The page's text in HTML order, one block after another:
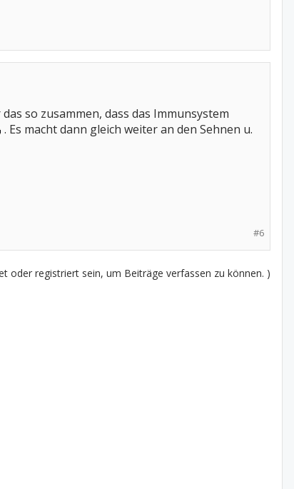
so zusammen, dass das Immunsystem
. Es macht dann gleich weiter an den Sehnen u.
#6
oder registriert sein, um Beiträge verfassen zu können. )